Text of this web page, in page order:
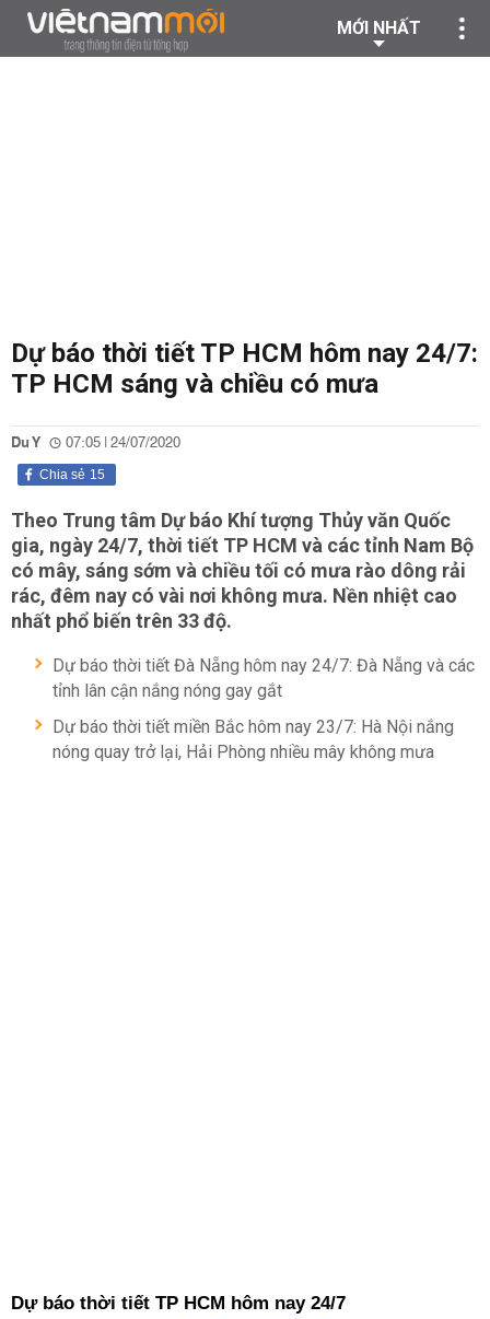
MỚI NHẤT
Dự báo thời tiết TP HCM hôm nay 24/7:
TP HCM sáng và chiều có mưa
Du Y 07:05 | 24/07/2020
15
Chia sẻ
Theo Trung tâm Dự báo Khí tượng Thủy văn Quốc
gia, ngày 24/7, thời tiết TP HCM và các tỉnh Nam Bộ
có mây, sáng sớm và chiều tối có mưa rào dông rải
rác, đêm nay có vài nơi không mưa. Nền nhiệt cao
nhất phổ biến trên 33 độ.
Dự báo thời tiết Đà Nẵng hôm nay 24/7: Đà Nẵng và các
tỉnh lân cận nắng nóng gay gắt
Dự báo thời tiết miền Bắc hôm nay 23/7: Hà Nội nắng
nóng quay trở lại, Hải Phòng nhiều mây không mưa
Dự báo thời tiết TP HCM hôm nay 24/7